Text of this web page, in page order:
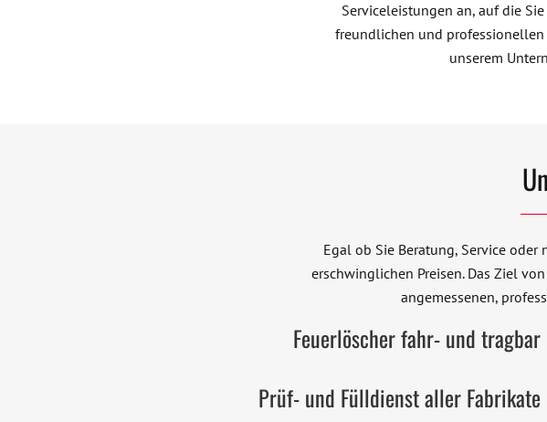
Serviceleistungen an, auf die
freundlichen und professionellen
unserem
Egal ob Sie Beratung, Service
erschwinglichen Preisen. Das Ziel
angemessenen,
Feuerlöscher fahr- und tragbar
Prüf- und Fülldienst aller Fabrikate